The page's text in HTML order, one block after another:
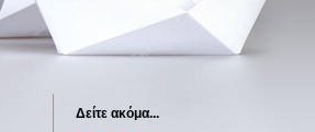
Δείτε ακόμα...